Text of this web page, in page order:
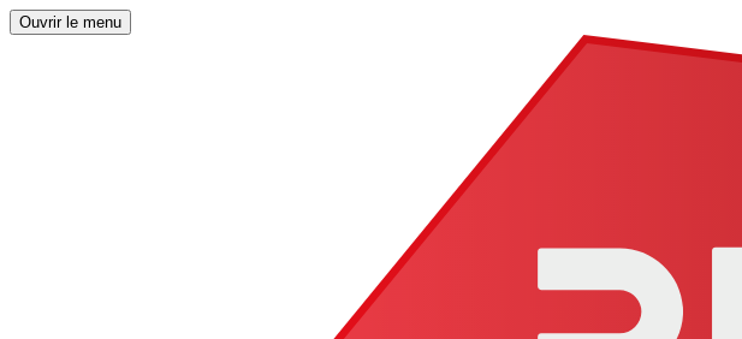
Ouvrir le menu